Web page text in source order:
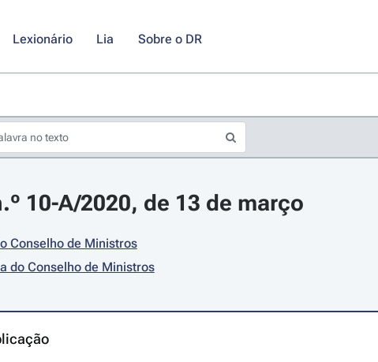
Lexionário Lia Sobre o DR
10-A/2020, de 13 de março
Conselho de Ministros
do Conselho de Ministros